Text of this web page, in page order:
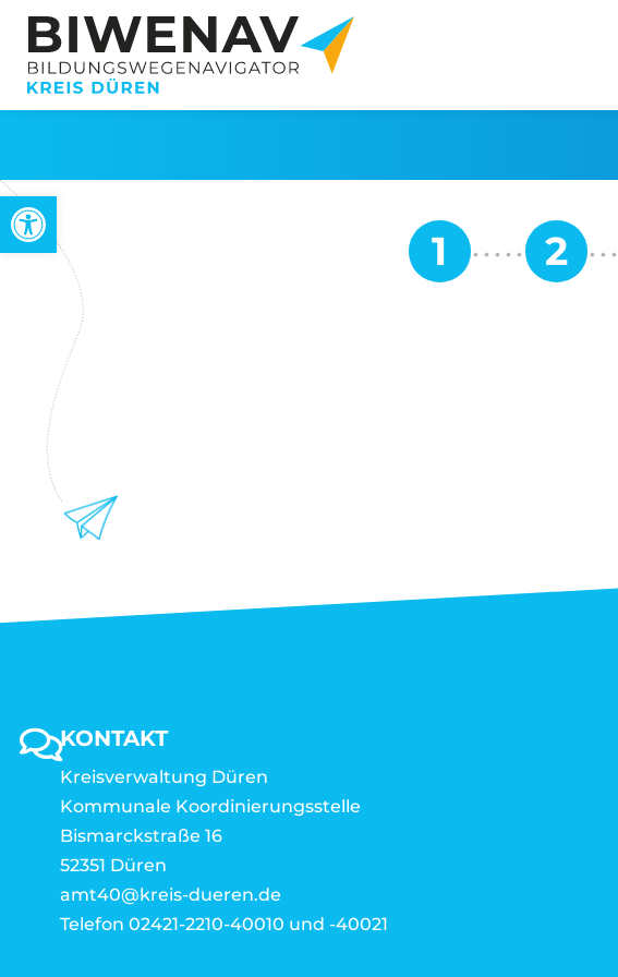
Werkzeugleiste öffnen
KONTAKT
Kreisverwaltung Düren
Kommunale Koordinierungsstelle
Bismarckstraße 16
52351 Düren
amt40@kreis-dueren.de
Telefon 02421-2210-40010 und -40021